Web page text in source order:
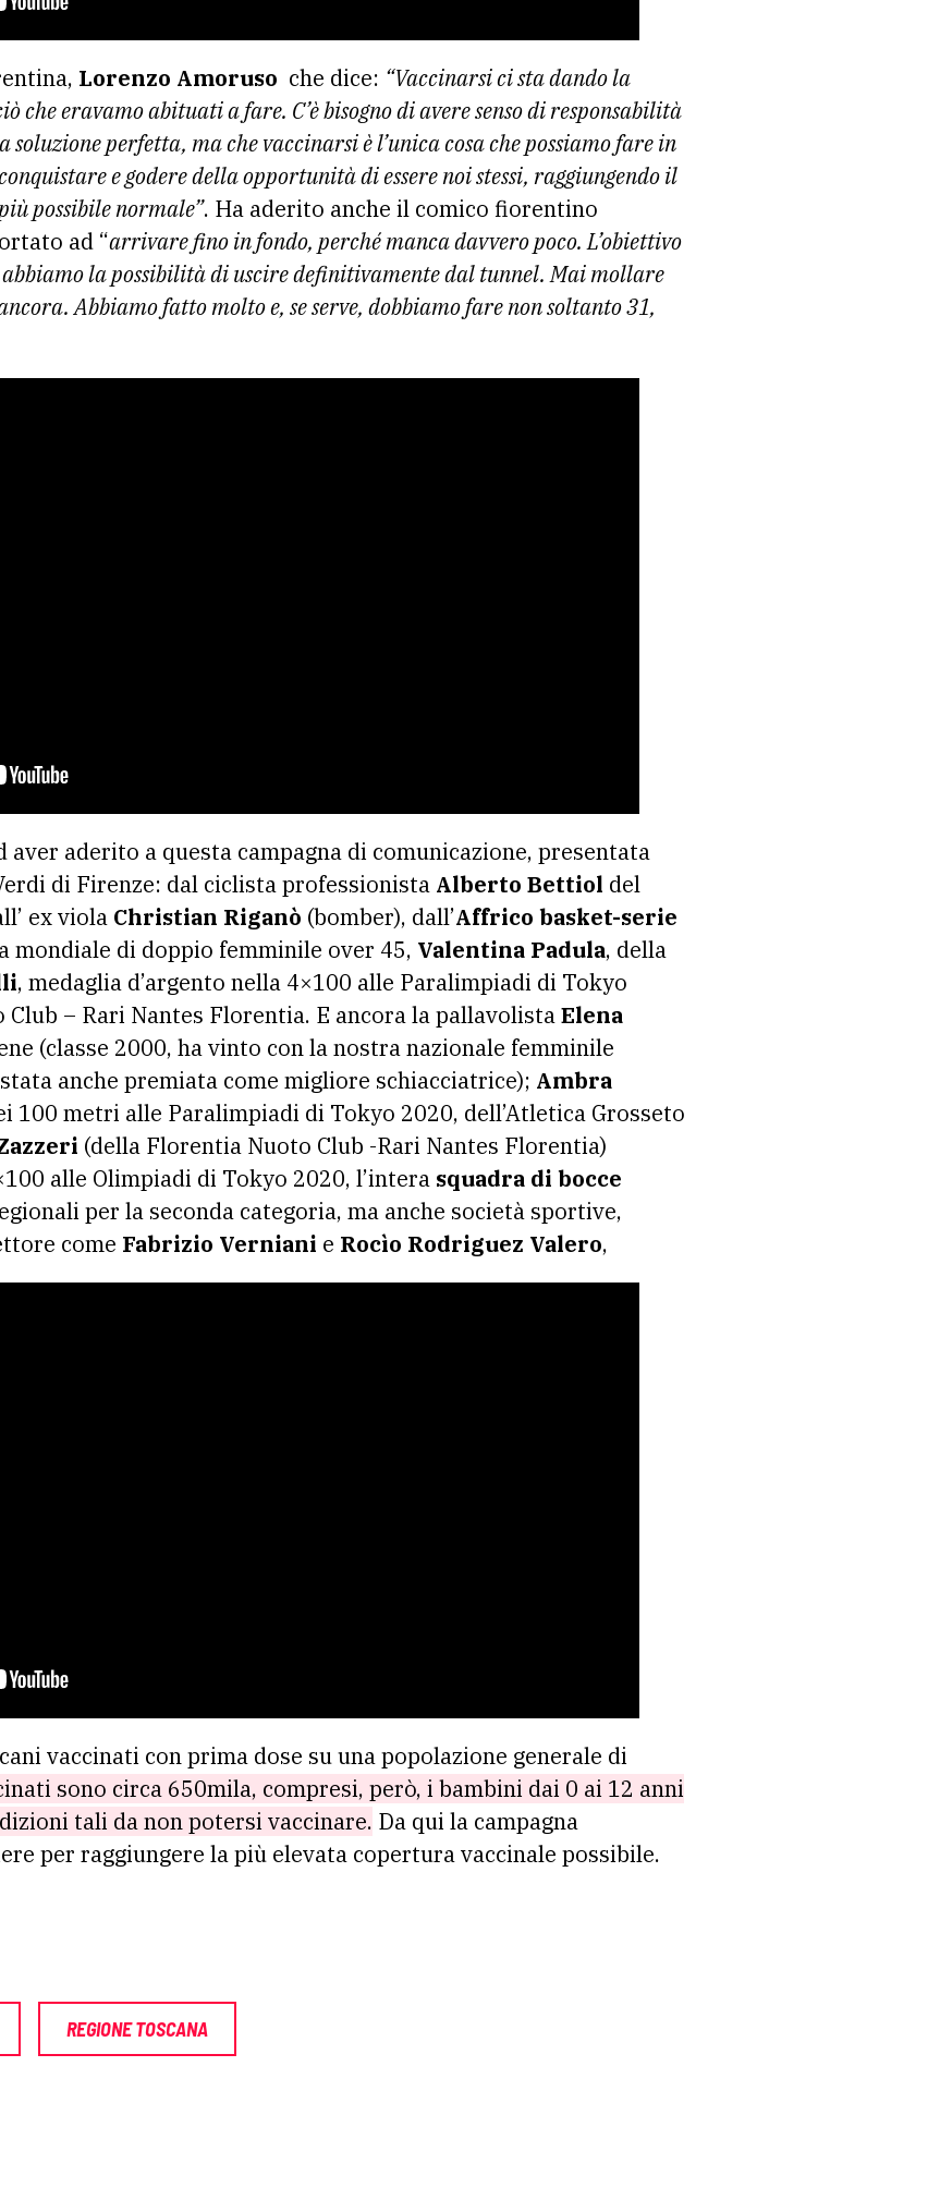
Lorenzo Amoruso che dice: “Vaccinarsi ci sta dando la
eravamo abituati a fare. C’è bisogno di avere senso di responsabilità
soluzione perfetta, ma che vaccinarsi è l’unica cosa che possiamo fare in
e godere della opportunità di essere noi stessi, raggiungendo il
possibile normale”. Ha aderito anche il comico fiorentino
ad “arrivare fino in fondo, perché manca davvero poco. L’obiettivo
la possibilità di uscire definitivamente dal tunnel. Mai mollare
Abbiamo fatto molto e, se serve, dobbiamo fare non soltanto 31,
aver aderito a questa campagna di comunicazione, presentata
di Firenze: dal ciclista professionista Alberto Bettiol del
ex viola Christian Riganò (bomber), dall’Affrico basket-serie
mondiale di doppio femminile over 45, Valentina Padula, della
, medaglia d’argento nella 4×100 alle Paralimpiadi di Tokyo
– Rari Nantes Florentia. E ancora la pallavolistaElena
(classe 2000, ha vinto con la nostra nazionale femminile
anche premiata come migliore schiacciatrice); Ambra
100 metri alle Paralimpiadi di Tokyo 2020, dell’Atletica Grosseto
(della Florentia Nuoto Club -Rari Nantes Florentia)
alle Olimpiadi di Tokyo 2020, l’intera squadra di bocce
per la seconda categoria, ma anche società sportive,
come Fabrizio Verniani e Rocìo Rodriguez Valero,
vaccinati con prima dose su una popolazione generale di
sono circa 650mila, compresi, però, i bambini dai 0 ai 12 anni
tali da non potersi vaccinare. Da qui la campagna
per raggiungere la più elevata copertura vaccinale possibile.
REGIONE TOSCANA